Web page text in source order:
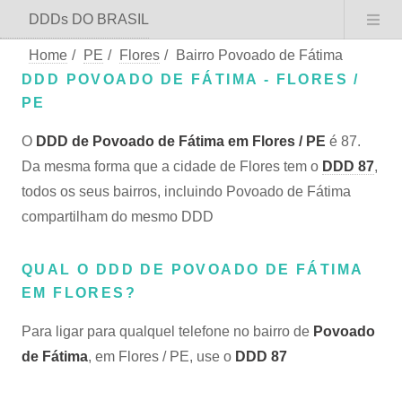
DDDs DO BRASIL
Home / PE / Flores /
Bairro Povoado de Fátima
DDD POVOADO DE FÁTIMA - FLORES /
PE
O DDD de Povoado de Fátima em Flores / PE é 87.
Da mesma forma que a cidade de Flores tem o DDD 87,
todos os seus bairros, incluindo Povoado de Fátima
compartilham do mesmo DDD
QUAL O DDD DE POVOADO DE FÁTIMA
EM FLORES?
Para ligar para qualquel telefone no bairro de Povoado
de Fátima, em Flores / PE, use o DDD 87